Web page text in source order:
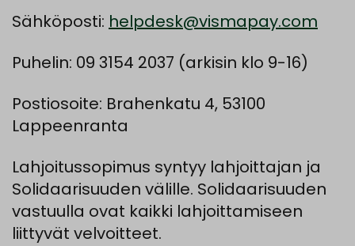
Sähköposti: helpdesk@vismapay.com
Puhelin: 09 3154 2037 (arkisin klo 9-16)
Postiosoite: Brahenkatu 4, 53100
Lappeenranta
Lahjoitussopimus syntyy lahjoittajan ja
Solidaarisuuden välille. Solidaarisuuden
vastuulla ovat kaikki lahjoittamiseen
liittyvät velvoitteet.